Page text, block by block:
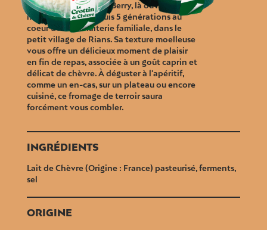
dans notre région du Berry, là où il est
moulé et affiné depuis 5 générations au
coeur de notre laiterie familiale, dans le
petit village de Rians. Sa texture moelleuse
vous offre un délicieux moment de plaisir
en fin de repas, associée à un goût caprin et
délicat de chèvre. À déguster à l'apéritif,
comme un en-cas, sur un plateau ou encore
cuisiné, ce fromage de terroir saura
forcément vous combler.
INGRÉDIENTS
Lait de Chèvre (Origine : France) pasteurisé, ferments,
sel
ORIGINE